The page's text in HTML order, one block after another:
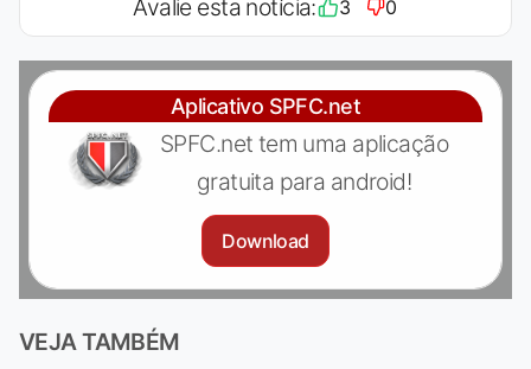
Avalie esta notícia: 3 0
Aplicativo SPFC.net
SPFC.net tem uma aplicação
gratuita para android!
Download
VEJA TAMBÉM